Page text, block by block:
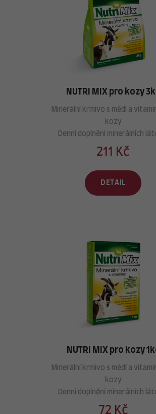
NUTRI MIX pro kozy
Minerální krmivo s mědí a
kozy
Denní doplnění minerálních
211 Kč
DETAIL
NUTRI MIX pro kozy
Minerální krmivo s mědí a
kozy
Denní doplnění minerálních
72 Kč